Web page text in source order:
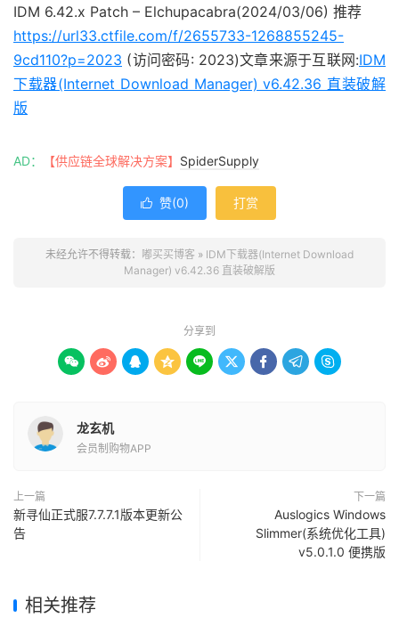
IDM 6.42.x Patch – Elchupacabra(2024/03/06) 推荐
https://url33.ctfile.com/f/2655733-1268855245-
9cd110?p=2023 (访问密码: 2023)文章来源于互联网:IDM
下载器(Internet Download Manager) v6.42.36 直装破解
版
AD： 【供应链全球解决方案】 SpiderSupply
 赞(0) 打赏
未经允许不得转载： 嘟买买博客 » IDM下载器(Internet Download
Manager) v6.42.36 直装破解版
分享到
        
龙玄机
会员制购物APP
上一篇
新寻仙正式服7.7.7.1版本更新公
告
下一篇
Auslogics Windows
Slimmer(系统优化工具)
v5.0.1.0 便携版
相关推荐